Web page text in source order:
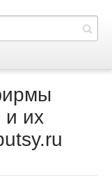
и их